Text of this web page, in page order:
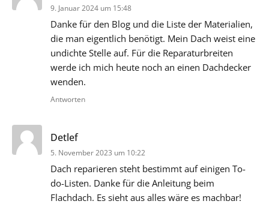
9. Januar 2024 um 15:48
Danke für den Blog und die Liste der Materialien,
die man eigentlich benötigt. Mein Dach weist eine
undichte Stelle auf. Für die Reparaturbreiten
werde ich mich heute noch an einen Dachdecker
wenden.
Antworten
Detlef
5. November 2023 um 10:22
Dach reparieren steht bestimmt auf einigen To-
do-Listen. Danke für die Anleitung beim
Flachdach. Es sieht aus alles wäre es machbar!